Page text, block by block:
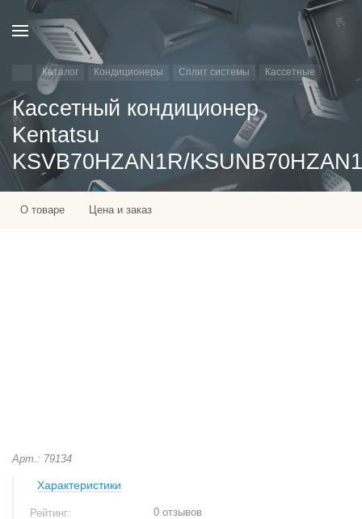
Каталог Кондиционеры Сплит системы Кассетные
Кассетный кондиционер
Kentatsu
KSVB70HZAN1R/
О товаре Цена и заказ
Арт.: 79134
Характеристики
Рейтинг: 0 отзывов